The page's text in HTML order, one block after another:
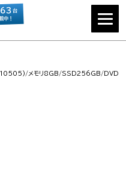
台
中！
メモリ8GB/SSD256GB/DVD